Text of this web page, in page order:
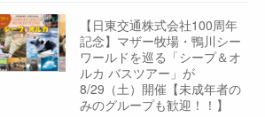
【日東交通株式会社100周年
記念】マザー牧場・鴨川シー
ワールドを巡る「シープ＆オ
ルカ バスツアー」が
8/29（土）開催【未成年者の
みのグループも歓迎！！】